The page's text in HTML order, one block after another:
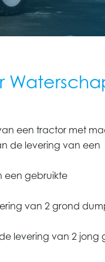
een tractor met
de levering van een
een gebruikte
van 2 grond
levering van 2 jong